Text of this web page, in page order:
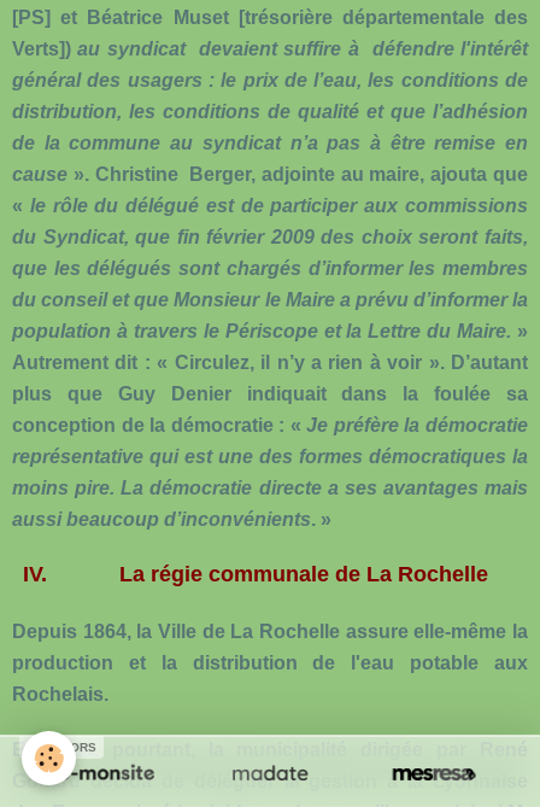
[PS] et Béatrice Muset [trésorière départementale des
Verts])au syndicat devaient suffire à défendre l'intérêt
général des usagers : le prix de l’eau, les conditions de
distribution, les conditions de qualité et que l’adhésion
de la commune au syndicat n’a pas à être remise en
cause ». Christine Berger, adjointe au maire, ajouta que
« le rôle du délégué est de participer aux commissions
du Syndicat, que fin février 2009 des choix seront faits,
que les délégués sont chargés d’informer les membres
du conseil et que Monsieur le Maire a prévu d’informer la
population à travers le Périscope et la Lettre du Maire. »
Autrement dit : « Circulez, il n’y a rien à voir ». D’autant
plus que Guy Denier indiquait dans la foulée sa
conception de la démocratie : «Je préfère la démocratie
représentative qui est une des formes démocratiques la
moins pire. La démocratie directe a ses avantages mais
aussi beaucoup d’inconvénients. »
IV. La régie communale de La Rochelle
Depuis 1864, la Ville de La Rochelle assure elle-même la
production et la distribution de l'eau potable aux
Rochelais.
En 1944, pourtant, la municipalité dirigée par René
Godard décida de déléguer la gestion à la Lyonnaise
SPONSORS